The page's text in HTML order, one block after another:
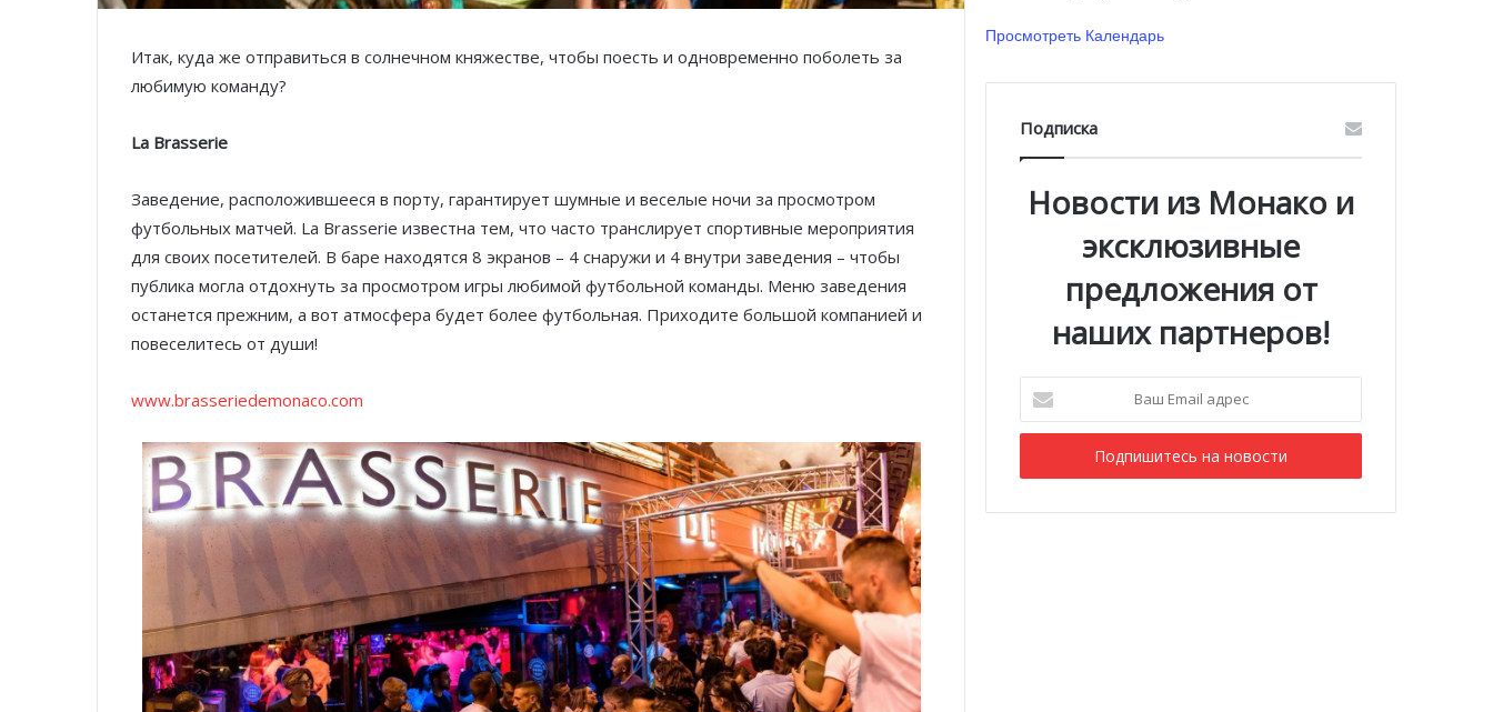
Итак, куда же отправиться в солнечном княжестве, чтобы поесть и одновременно поболеть за
любимую команду?
La Brasserie
Заведение, расположившееся в порту, гарантирует шумные и веселые ночи за просмотром
футбольных матчей. La Brasserie известна тем, что часто транслирует спортивные мероприятия
для своих посетителей. В баре находятся 8 экранов – 4 снаружи и 4 внутри заведения – чтобы
публика могла отдохнуть за просмотром игры любимой футбольной команды. Меню заведения
останется прежним, а вот атмосфера будет более футбольная. Приходите большой компанией и
повеселитесь от души!
www.brasseriedemonaco.com
Просмотреть Календарь
Подписка
Новости из Монако и
эксклюзивные
предложения от
наших партнеров!
Email
адрес